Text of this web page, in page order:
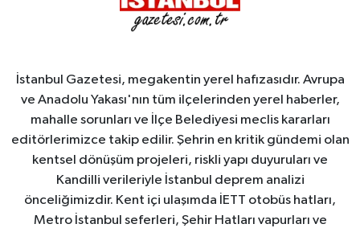
İstanbul Gazetesi, megakentin yerel hafızasıdır. Avrupa
ve Anadolu Yakası'nın tüm ilçelerinden yerel haberler,
mahalle sorunları ve İlçe Belediyesi meclis kararları
editörlerimizce takip edilir. Şehrin en kritik gündemi olan
kentsel dönüşüm projeleri, riskli yapı duyuruları ve
Kandilli verileriyle İstanbul deprem analizi
önceliğimizdir. Kent içi ulaşımda İETT otobüs hatları,
Metro İstanbul seferleri, Şehir Hatları vapurları ve